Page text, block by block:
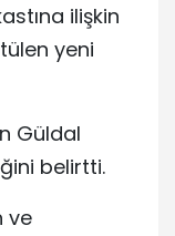
ilişkin
yeni
Güldal
belirtti.
ve